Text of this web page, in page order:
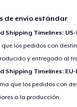
de envío estándar
Shipping Timelines:
que los pedidos con
y entregado al
Shipping Timelines:
que los pedidos con
a la producción.